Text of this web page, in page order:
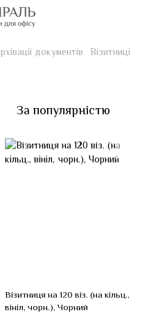
документів Візитниці
За популярністю
Вiзитниця на 120 вiз. (на кільц.,
вініл, чорн.), Чорний